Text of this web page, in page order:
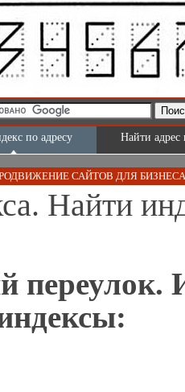
по адресу Найти адрес
САЙТОВ ДЛЯ
Найти
переулок.